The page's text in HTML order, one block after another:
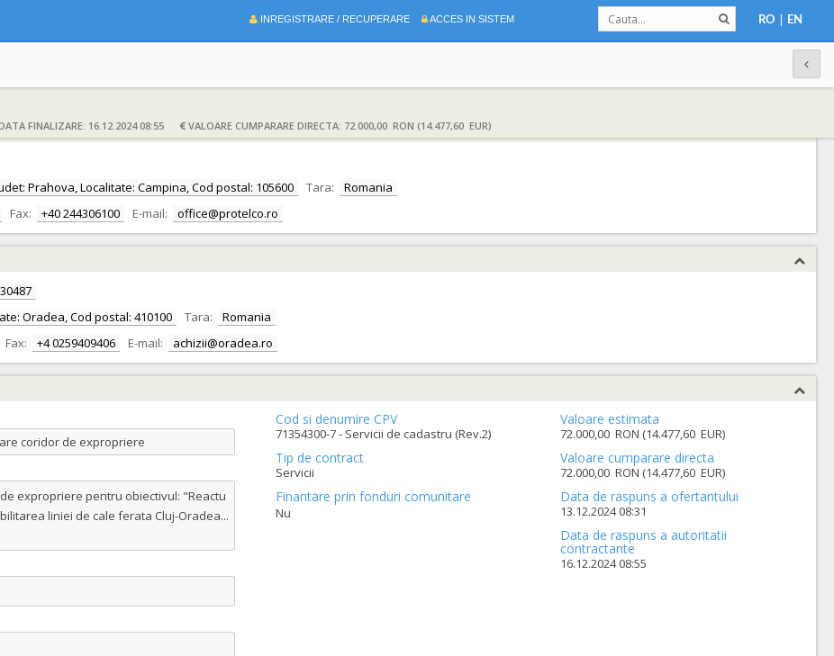
INREGISTRARE / RECUPERARE ACCES IN SISTEM RO | EN
FINALIZARE: 16.12.2024 08:55 VALOARE CUMPARARE DIRECTA: 72.000,00 RON (14.477,60 EUR)
Prahova, Localitate: Campina, Cod postal: 105600 Tara:
Romania
Fax: +40 244306100 E-mail: office@protelco.ro
Oradea, Cod postal: 410100 Tara:
Romania
Fax: +4 0259409406 E-mail: achizii@oradea.ro
coridor de expropriere
expropriere pentru obiectivul: "Reactu
liniei de cale ferata Cluj-Oradea...
Cod si denumire CPV
71354300-7 - Servicii de cadastru (Rev.2)
Tip de contract
Servicii
Finantare prin fonduri comunitare
Nu
Valoare estimata
72.000,00 RON (14.477,60 EUR)
Valoare cumparare directa
72.000,00 RON (14.477,60 EUR)
Data de raspuns a ofertantului
13.12.2024 08:31
Data de raspuns a autoritatii
contractante
16.12.2024 08:55